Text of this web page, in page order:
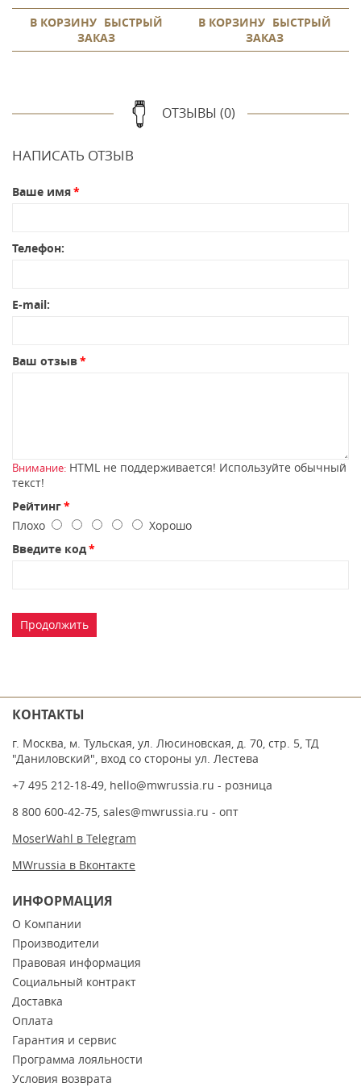
В КОРЗИНУ БЫСТРЫЙ
ЗАКАЗ
В КОРЗИНУ БЫСТРЫЙ
ЗАКАЗ
ОТЗЫВЫ (0)
НАПИСАТЬ ОТЗЫВ
Ваше имя
Телефон:
E-mail:
Ваш отзыв
Внимание: HTML не поддерживается! Используйте обычный
текст!
Рейтинг
Плохо
Хорошо
Введите код
Продолжить
КОНТАКТЫ
г. Москва, м. Тульская, ул. Люсиновская, д. 70, стр. 5, ТД
"Даниловский", вход со стороны ул. Лестева
+7 495 212-18-49, hello@mwrussia.ru - розница
8 800 600-42-75, sales@mwrussia.ru - опт
MoserWahl в Telegram
MWrussia в Вконтакте
ИНФОРМАЦИЯ
О Компании
Производители
Правовая информация
Социальный контракт
Доставка
Оплата
Гарантия и сервис
Программа лояльности
Условия возврата